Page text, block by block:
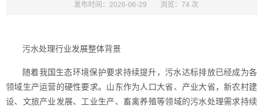
发布时间：2026-06-29 浏览：74 次
污水处理行业发展整体背景
随着我国生态环境保护要求持续提升，污水达标排放已经成为各
领域生产运营的硬性要求。山东作为人口大省、产业大省，新农村建
设、文旅产业发展、工业生产、畜禽养殖等领域的污水处理需求持续